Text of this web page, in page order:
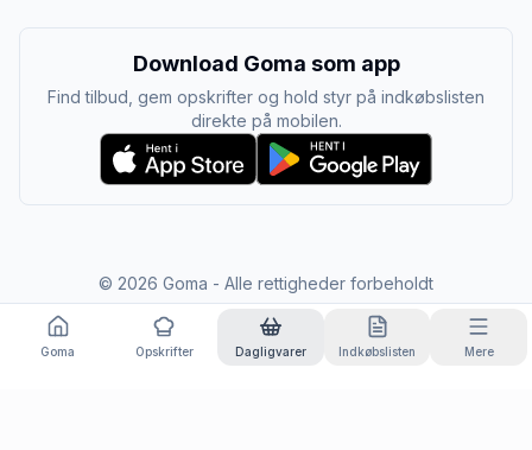
Download Goma som app
Find tilbud, gem opskrifter og hold styr på indkøbslisten
direkte på mobilen.
© 2026 Goma - Alle rettigheder forbeholdt
Goma Opskrifter Dagligvarer Indkøbslisten Mere